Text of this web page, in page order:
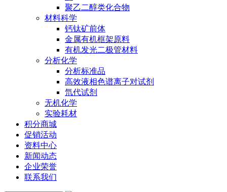
聚乙二醇类化合物
材料科学
钙钛矿前体
金属有机框架原料
有机发光二极管材料
分析化学
分析标准品
高效液相色谱离子对试剂
氘代试剂
无机化学
实验耗材
积分商城
促销活动
资料中心
新闻动态
企业荣誉
联系我们